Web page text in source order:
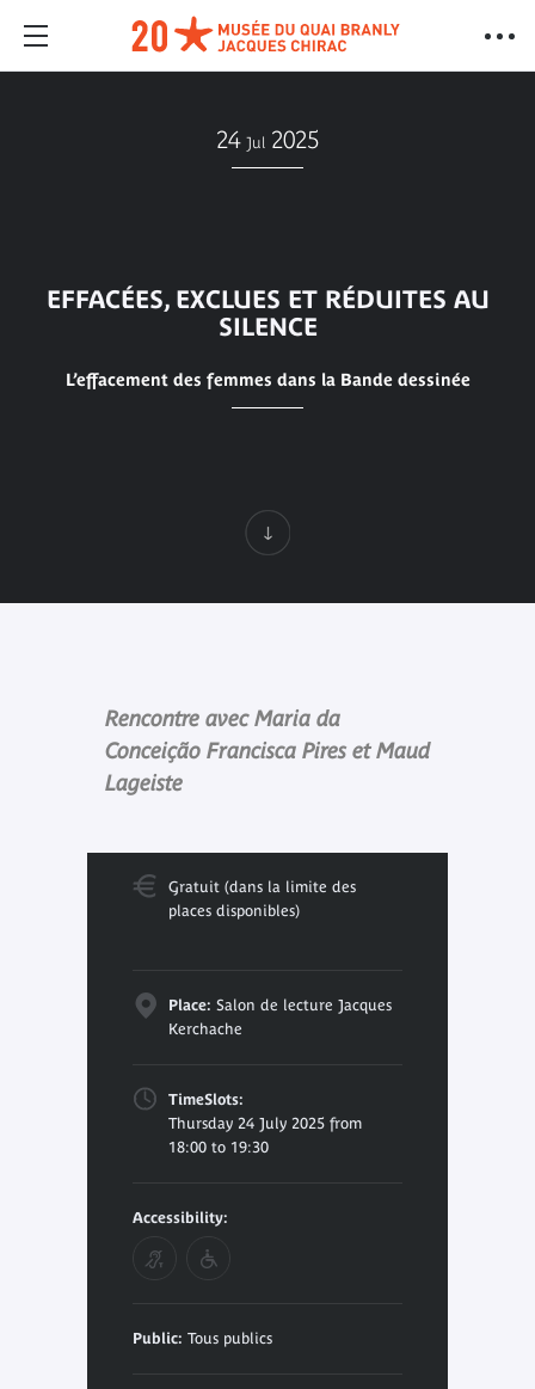
24 Jul 2025
EFFACÉES, EXCLUES ET RÉDUITES AU
SILENCE
L’effacement des femmes dans la Bande dessinée
Rencontre avec Maria da
Conceição Francisca Pires et Maud
Lageiste
Gratuit (dans la limite des
places disponibles)
Place: Salon de lecture Jacques
Kerchache
TimeSlots:
Thursday 24 July 2025 from
18:00 to 19:30
Accessibility:
Public: Tous publics